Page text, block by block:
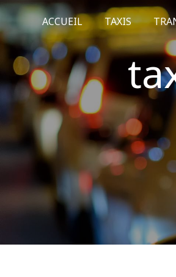
ACCUEIL TAXIS
Panneau de gestion des cookies